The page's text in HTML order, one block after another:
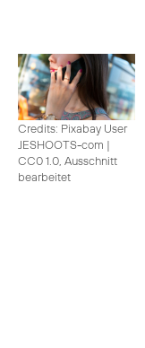
Credits: Pixabay User
JESHOOTS-com |
CC0 1.0, Ausschnitt
bearbeitet